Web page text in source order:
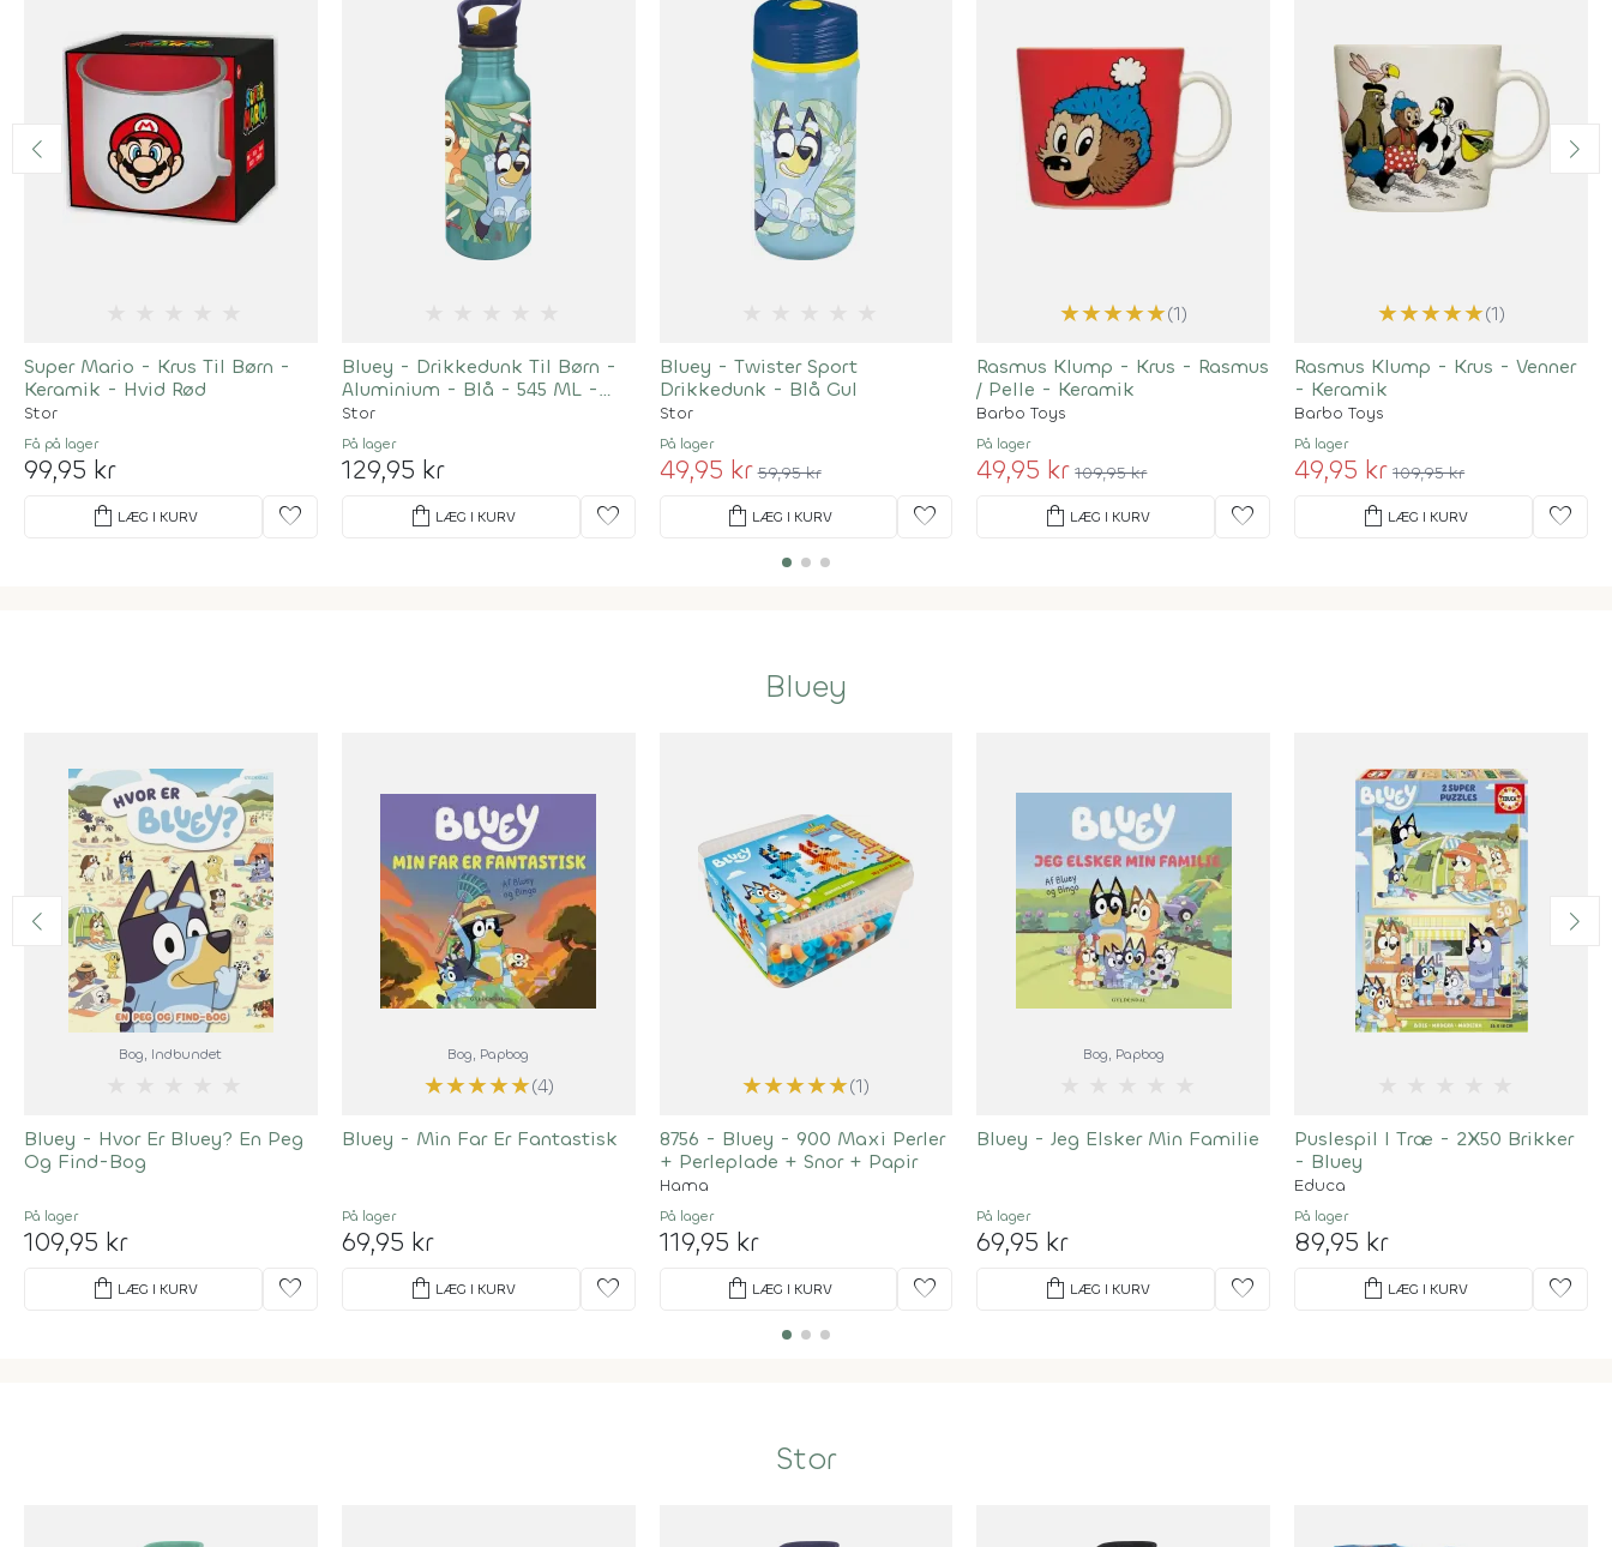
Super Mario - Krus Til Børn -
Keramik - Hvid Rød
Stor
Få på lager
99,95 kr
shopping_bag LÆG I KURV favorite
Bluey - Drikkedunk Til Børn -
Aluminium - Blå - 545 ML -
Grøn
Stor
På lager
129,95 kr
shopping_bag LÆG I KURV favorite
Bluey - Twister Sport
Drikkedunk - Blå Gul
Stor
På lager
49,95 kr 59,95 kr
shopping_bag LÆG I KURV favorite
★★★★★(1)
Rasmus Klump - Krus - Rasmus
/ Pelle - Keramik
Barbo Toys
På lager
49,95 kr 109,95 kr
shopping_bag LÆG I KURV favorite
★★★★★(1)
Rasmus Klump - Krus - Venner
- Keramik
Barbo Toys
På lager
49,95 kr 109,95 kr
shopping_bag LÆG I KURV favorite
Bluey
Bog, Indbundet
Bluey - Hvor Er Bluey? En Peg
Og Find-Bog
På lager
109,95 kr
shopping_bag LÆG I KURV favorite
Bog, Papbog
★★★★★(4)
Bluey - Min Far Er Fantastisk
På lager
69,95 kr
shopping_bag LÆG I KURV favorite
★★★★★(1)
8756 - Bluey - 900 Maxi Perler
+ Perleplade + Snor + Papir
Hama
På lager
119,95 kr
shopping_bag LÆG I KURV favorite
Bog, Papbog
Bluey - Jeg Elsker Min Familie
På lager
69,95 kr
shopping_bag LÆG I KURV favorite
Puslespil I Træ - 2X50 Brikker
- Bluey
Educa
På lager
89,95 kr
shopping_bag LÆG I KURV favorite
Stor